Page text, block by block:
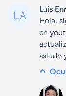
Luis
Hola,
en
saludo